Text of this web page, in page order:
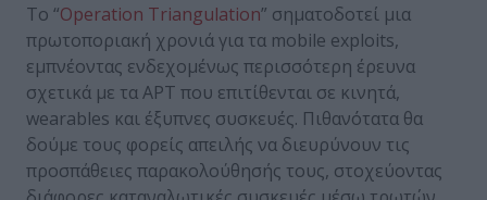
Το “Operation Triangulation” σηματοδοτεί μια
πρωτοποριακή χρονιά για τα mobile exploits,
εμπνέοντας ενδεχομένως περισσότερη έρευνα
σχετικά με τα APT που επιτίθενται σε κινητά,
wearables και έξυπνες συσκευές. Πιθανότατα θα
δούμε τους φορείς απειλής να διευρύνουν τις
προσπάθειες παρακολούθησής τους, στοχεύοντας